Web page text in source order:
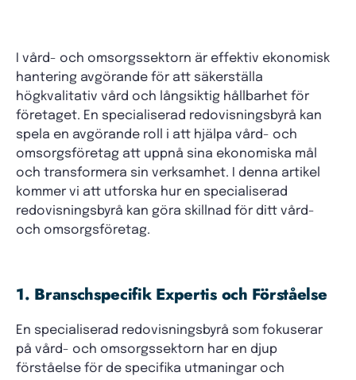
I vård- och omsorgssektorn är effektiv ekonomisk
hantering avgörande för att säkerställa
högkvalitativ vård och långsiktig hållbarhet för
företaget. En specialiserad redovisningsbyrå kan
spela en avgörande roll i att hjälpa vård- och
omsorgsföretag att uppnå sina ekonomiska mål
och transformera sin verksamhet. I denna artikel
kommer vi att utforska hur en specialiserad
redovisningsbyrå kan göra skillnad för ditt vård-
och omsorgsföretag.
1. Branschspecifik Expertis och Förståelse
En specialiserad redovisningsbyrå som fokuserar
på vård- och omsorgssektorn har en djup
förståelse för de specifika utmaningar och